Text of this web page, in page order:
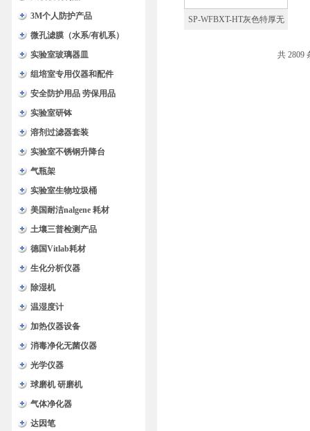
3M个人防护产品
微孔滤膜（水系/有机系）
实验室玻璃器皿
组培室专用仪器和配件
安全防护用品 劳保用品
实验室研钵
溶剂过滤器套装
实验室不锈钢升降台
气瓶架
实验室生物垃圾桶
美国耐洁nalgene 耗材
土壤三普检测产品
德国Vitlab耗材
生化分析仪器
除湿机
温湿度计
加热仪器设备
消毒净化无菌仪器
光学仪器
球磨机 研磨机
气体净化器
达因笔
SP-WFBXT-HT灰色特厚无
共 2809